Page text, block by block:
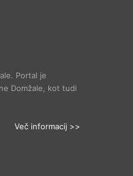
Portal je
Domžale, kot tudi
Več informacij >>